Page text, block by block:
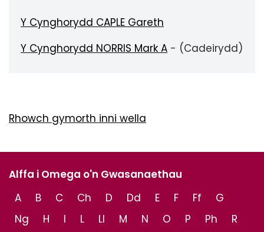
Y Cynghorydd CAPLE Gareth
Y Cynghorydd NORRIS Mark A - (Cadeirydd)
Rhowch gymorth inni wella
Alffa i Omega o'n Gwasanaethau
A
B C Ch D Dd E F Ff
G
Ng
H I L Ll M N O P Ph
R